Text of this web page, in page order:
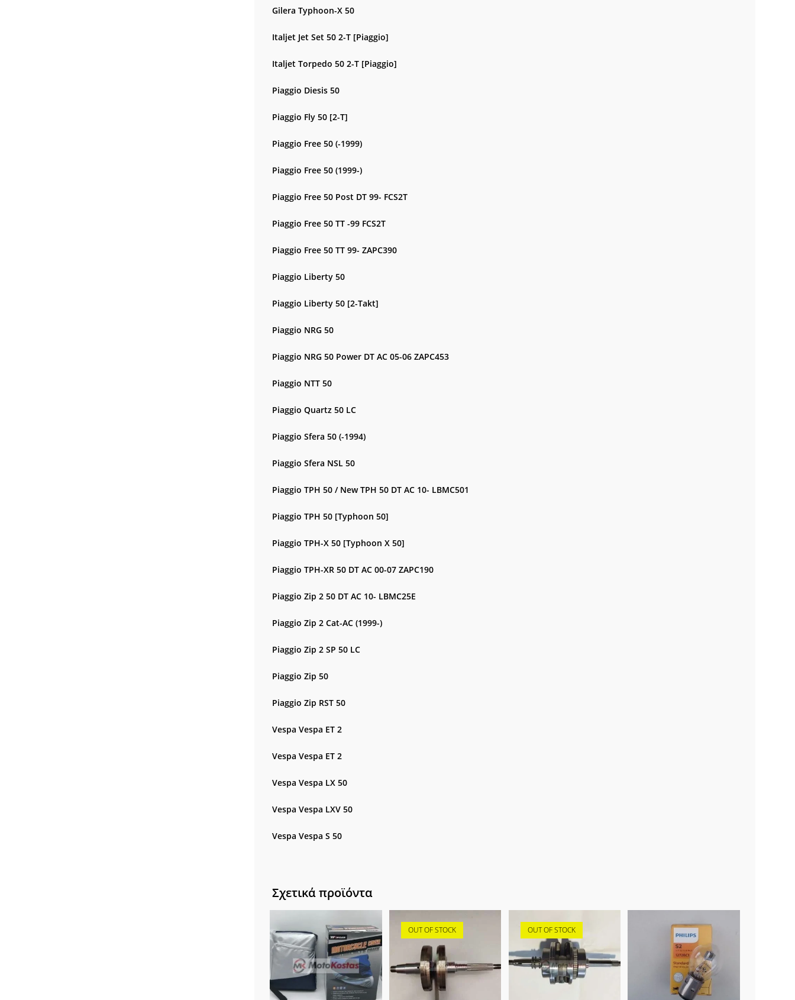
Gilera Typhoon-X 50
Italjet Jet Set 50 2-T [Piaggio]
Italjet Torpedo 50 2-T [Piaggio]
Piaggio Diesis 50
Piaggio Fly 50 [2-T]
Piaggio Free 50 (-1999)
Piaggio Free 50 (1999-)
Piaggio Free 50 Post DT 99- FCS2T
Piaggio Free 50 TT -99 FCS2T
Piaggio Free 50 TT 99- ZAPC390
Piaggio Liberty 50
Piaggio Liberty 50 [2-Takt]
Piaggio NRG 50
Piaggio NRG 50 Power DT AC 05-06 ZAPC453
Piaggio NTT 50
Piaggio Quartz 50 LC
Piaggio Sfera 50 (-1994)
Piaggio Sfera NSL 50
Piaggio TPH 50 / New TPH 50 DT AC 10- LBMC501
Piaggio TPH 50 [Typhoon 50]
Piaggio TPH-X 50 [Typhoon X 50]
Piaggio TPH-XR 50 DT AC 00-07 ZAPC190
Piaggio Zip 2 50 DT AC 10- LBMC25E
Piaggio Zip 2 Cat-AC (1999-)
Piaggio Zip 2 SP 50 LC
Piaggio Zip 50
Piaggio Zip RST 50
Vespa Vespa ET 2
Vespa Vespa ET 2
Vespa Vespa LX 50
Vespa Vespa LXV 50
Vespa Vespa S 50
Σχετικά προϊόντα
OUT OF STOCK OUT OF STOCK